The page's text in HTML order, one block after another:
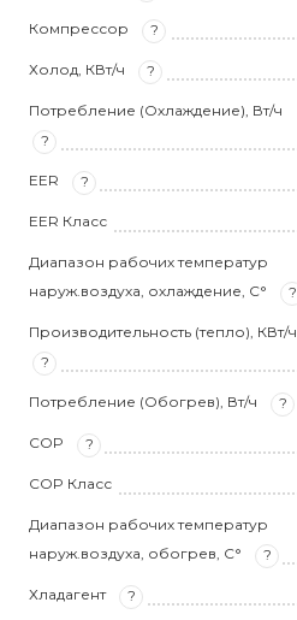
Компрессор ?
Холод, КВт/ч ?
Потребление (Охлаждение), Вт/ч
?
EER ?
EER Класс
Диапазон рабочих температур
наруж.воздуха, охлаждение, С°
?
Производительность (тепло), КВт/ч
?
Потребление (Обогрев), Вт/ч ?
COP ?
COP Класс
Диапазон рабочих температур
наруж.воздуха, обогрев, С°
?
Хладагент ?